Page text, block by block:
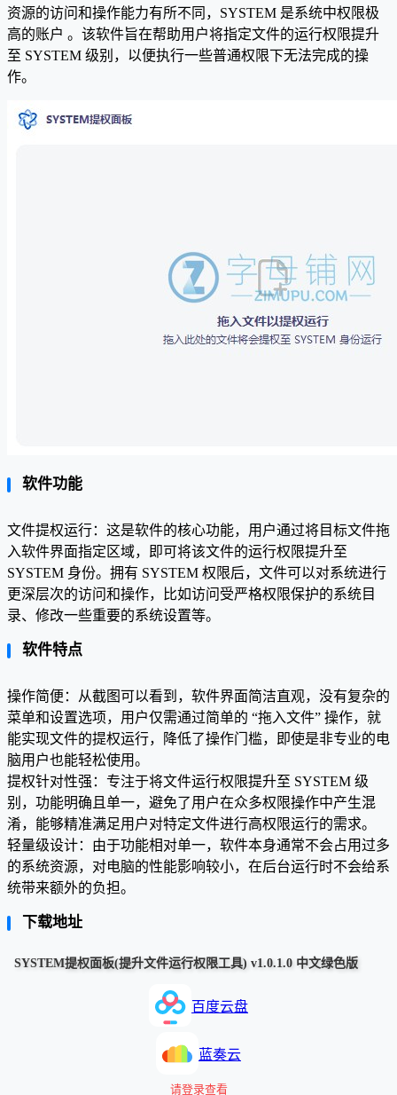
资源的访问和操作能力有所不同，SYSTEM 是系统中权限极
高的账户 。该软件旨在帮助用户将指定文件的运行权限提升
至 SYSTEM 级别，以便执行一些普通权限下无法完成的操
作。
软件功能
文件提权运行：这是软件的核心功能，用户通过将目标文件拖
入软件界面指定区域，即可将该文件的运行权限提升至
SYSTEM 身份。拥有 SYSTEM 权限后，文件可以对系统进行
更深层次的访问和操作，比如访问受严格权限保护的系统目
录、修改一些重要的系统设置等。
软件特点
操作简便：从截图可以看到，软件界面简洁直观，没有复杂的
菜单和设置选项，用户仅需通过简单的 “拖入文件” 操作，就
能实现文件的提权运行，降低了操作门槛，即使是非专业的电
脑用户也能轻松使用。
提权针对性强：专注于将文件运行权限提升至 SYSTEM 级
别，功能明确且单一，避免了用户在众多权限操作中产生混
淆，能够精准满足用户对特定文件进行高权限运行的需求。
轻量级设计：由于功能相对单一，软件本身通常不会占用过多
的系统资源，对电脑的性能影响较小，在后台运行时不会给系
统带来额外的负担。
下载地址
SYSTEM提权面板(提升文件运行权限工具) v1.0.1.0 中文绿色版
百度云盘
蓝奏云
请登录查看